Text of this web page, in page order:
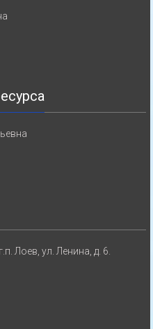
Лоев, ул. Ленина, д. 6.